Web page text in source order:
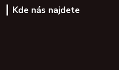
Kde nás najdete